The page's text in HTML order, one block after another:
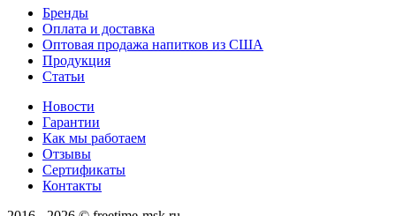
Бренды
Оплата и доставка
Оптовая продажа напитков из США
Продукция
Статьи
Новости
Гарантии
Как мы работаем
Отзывы
Сертификаты
Контакты